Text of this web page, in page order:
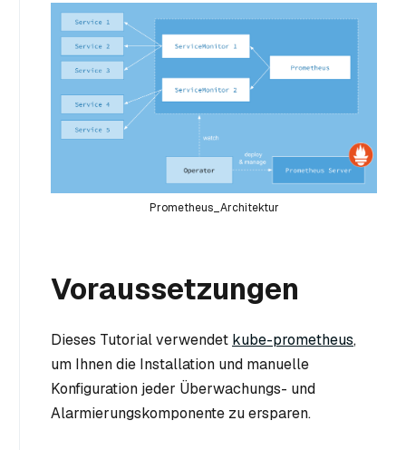
Prometheus_Architektur
Voraussetzungen
Dieses Tutorial verwendet kube-prometheus,
um Ihnen die Installation und manuelle
Konfiguration jeder Überwachungs- und
Alarmierungskomponente zu ersparen.